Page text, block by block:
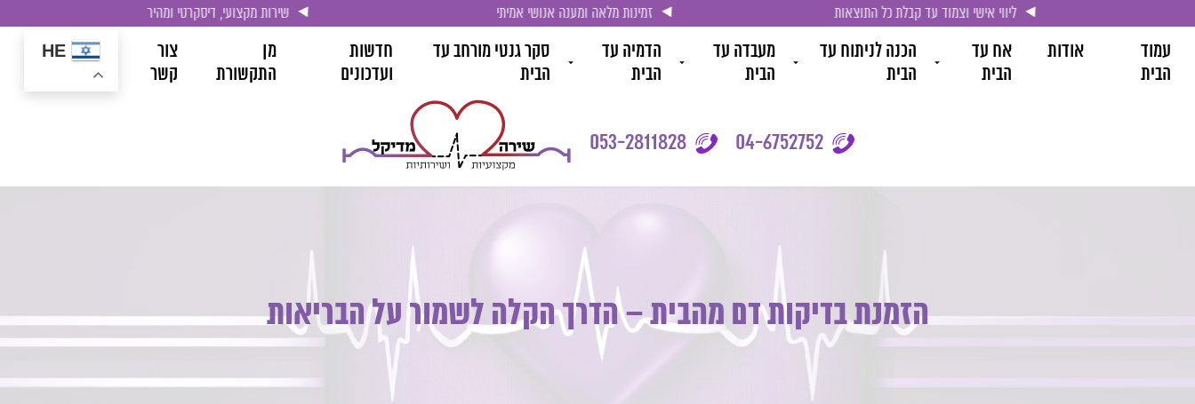
ליווי אישי וצמוד עד קבלת כל התוצאות זמינות מלאה ומענה אנושי אמיתי שירות מקצועי, דיסקרטי ומהיר
עמוד
הבית
אודות
אח עד
הבית
הכנה לניתוח עד
הבית
מעבדה עד
הבית
הדמיה עד
הבית
סקר גנטי מורחב עד
הבית
חדשות
ועדכונים
מן
התקשורת
צור
קשר
HE
04-6752752
053-2811828
הזמנת בדיקות דם מהבית – הדרך הקלה לשמור על הבריאות